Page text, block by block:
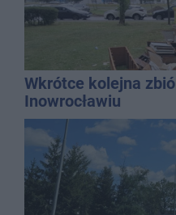
Wkrótce kolejna
Inowrocławiu